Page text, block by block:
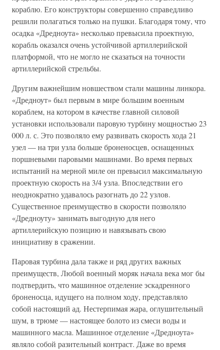
кораблю. Его конструкторы совершенно справедливо
решили полагаться только на пушки. Благодаря тому, что
осадка «Дредноута» несколько превысила проектную,
корабль оказался очень устойчивой артиллерийской
платформой, что не могло не сказаться на точности
артиллерийской стрельбы.
Другим важнейшим новшеством стали машины линкора.
«Дредноут» был первым в мире большим военным
кораблем, на котором в качестве главной силовой
установки использовали паровую турбину мощностью 23
000 л. с. Это позволяло ему развивать скорость хода 21
узел — на три узла больше броненосцев, оснащенных
поршневыми паровыми машинами. Во время первых
испытаний на мерной миле он превысил максимальную
проектную скорость на 3/4 узла. Впоследствии его
неоднократно удавалось разогнать до 22 узлов.
Существенное преимущество в скорости позволяло
«Дредноуту» занимать выгодную для него
артиллерийскую позицию и навязывать свою
инициативу в сражении.
Паровая турбина дала также и ряд других важных
преимуществ, Любой военный моряк начала века мог бы
подтвердить, что машинное отделение эскадренного
броненосца, идущего на полном ходу, представляло
собой настоящий ад. Нестерпимая жара, оглушительный
шум, в трюме — настоящее болото из смеси воды и
машинного масла. Машинное отделение «Дредноута»
являло собой разительный контраст. Даже во время